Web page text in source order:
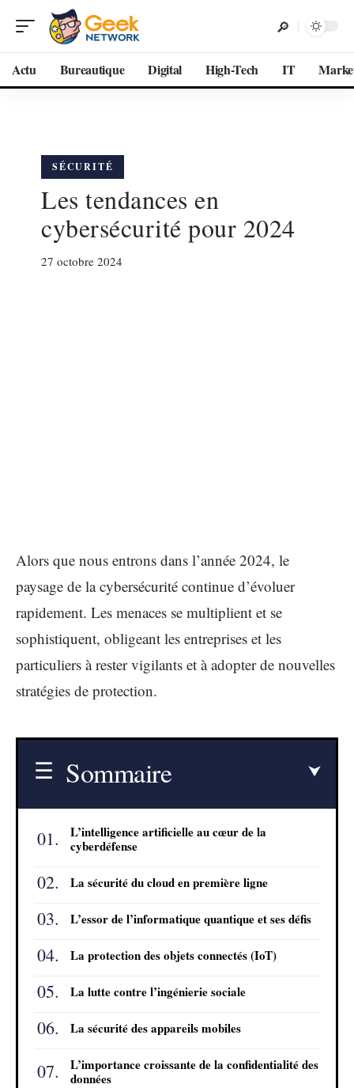
Actu Bureautique Digital High-Tech IT
SÉCURITÉ
Les tendances en
cybersécurité pour 2024
27 octobre 2024
Alors que nous entrons dans l’année 2024, le
paysage de la cybersécurité continue d’évoluer
rapidement. Les menaces se multiplient et se
sophistiquent, obligeant les entreprises et les
particuliers à rester vigilants et à adopter de nouvelles
stratégies de protection.
Sommaire
L’intelligence artificielle au cœur de la
cyberdéfense
La sécurité du cloud en première ligne
L’essor de l’informatique quantique et ses défis
La protection des objets connectés (IoT)
La lutte contre l’ingénierie sociale
La sécurité des appareils mobiles
L’importance croissante de la confidentialité des
données